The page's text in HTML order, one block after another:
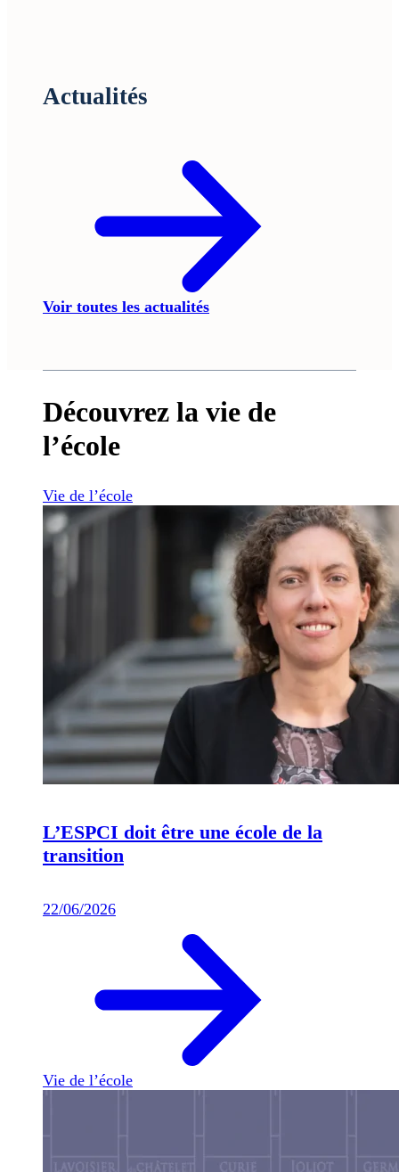
Actualités
Voir toutes les actualités
Découvrez la vie de
l’école
Vie de l’école
L’ESPCI doit être une école de la
transition
22/06/2026
Vie de l’école